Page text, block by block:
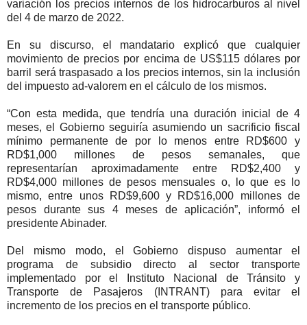
variación los precios internos de los hidrocarburos al nivel
del 4 de marzo de 2022.
En su discurso, el mandatario explicó que cualquier
movimiento de precios por encima de US$115 dólares por
barril será traspasado a los precios internos, sin la inclusión
del impuesto ad-valorem en el cálculo de los mismos.
“Con esta medida, que tendría una duración inicial de 4
meses, el Gobierno seguiría asumiendo un sacrificio fiscal
mínimo permanente de por lo menos entre RD$600 y
RD$1,000 millones de pesos semanales, que
representarían aproximadamente entre RD$2,400 y
RD$4,000 millones de pesos mensuales o, lo que es lo
mismo, entre unos RD$9,600 y RD$16,000 millones de
pesos durante sus 4 meses de aplicación”, informó el
presidente Abinader.
Del mismo modo, el Gobierno dispuso aumentar el
programa de subsidio directo al sector transporte
implementado por el Instituto Nacional de Tránsito y
Transporte de Pasajeros (INTRANT) para evitar el
incremento de los precios en el transporte público.